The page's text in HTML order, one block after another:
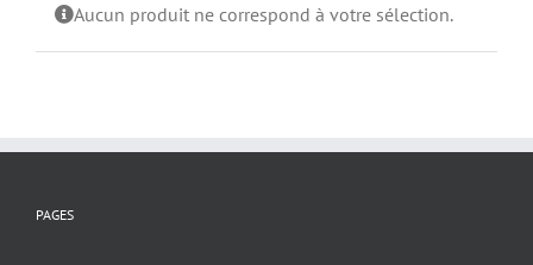
Aucun produit ne correspond à votre sélection.
PAGES